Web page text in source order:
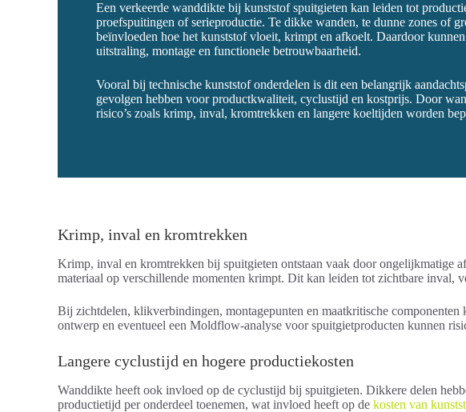
Een verkeerde wanddikte bij kunststof spuitgieten kan leiden tot
proefspuitingen of serieproductie. Te dikke wanden, te dunne zones of
beïnvloeden hoe het kunststof vloeit, krimpt en afkoelt. Daardoor
uitstraling, montage en functionele betrouwbaarheid.
Vooral bij technische kunststof onderdelen is dit een belangrijk
gevolgen hebben voor productkwaliteit, cyclustijd en kostprijs. Door
risico’s zoals krimp, inval, kromtrekken en langere koeltijden worden
Krimp, inval en kromtrekken
Krimp, inval en kromtrekken bij spuitgieten ontstaan vaak door ongelijkmatige
materiaal op verschillende momenten krimpt. Dit kan leiden tot zichtbare inval,
Bij zichtdelen, klikverbindingen, montagepunten en maatkritische
ontwerp en eventueel een Moldflow-analyse voor spuitgietproducten kunnen
Langere cyclustijd en hogere productiekosten
Wanddikte heeft ook invloed op de cyclustijd bij spuitgieten. Dikkere delen
productietijd per onderdeel toenemen, wat invloed heeft op de kosten van